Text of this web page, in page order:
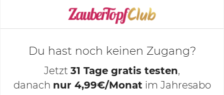
KOCHMODUS STARTEN
Du hast noch keinen Zugang?
Jetzt 31 Tage gratis testen,
danach nur 4,99€/Monat im Jahresabo